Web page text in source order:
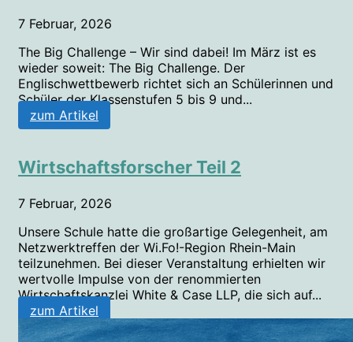
7 Februar, 2026
The Big Challenge – Wir sind dabei! Im März ist es
wieder soweit: The Big Challenge. Der
Englischwettbewerb richtet sich an Schülerinnen und
Schüler der Klassenstufen 5 bis 9 und...
zum Artikel
Wirtschaftsforscher Teil 2
7 Februar, 2026
Unsere Schule hatte die großartige Gelegenheit, am
Netzwerktreffen der Wi.Fo!-Region Rhein-Main
teilzunehmen. Bei dieser Veranstaltung erhielten wir
wertvolle Impulse von der renommierten
Wirtschaftskanzlei White & Case LLP, die sich auf...
zum Artikel